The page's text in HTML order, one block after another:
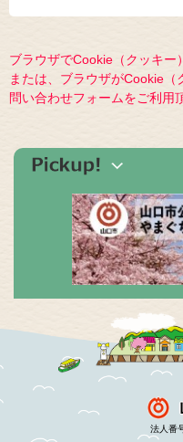
ブラウザでCookie（クッキー
または、ブラウザがCookie
問い合わせフォームをご利用
法人番